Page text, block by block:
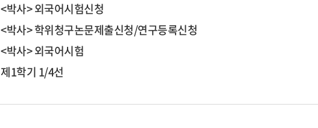
<박사> 외국어시험신청
<박사> 학위청구논문제출신청/연구등록신청
<박사> 외국어시험
제1학기 1/4선